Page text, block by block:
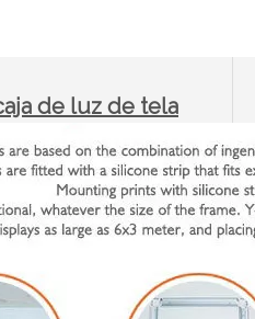
de luz de tela